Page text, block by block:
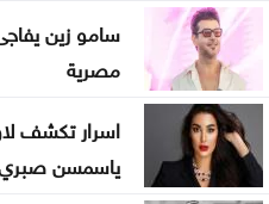
سامو زين
مصرية
اسرار تكشف
ياسمسن